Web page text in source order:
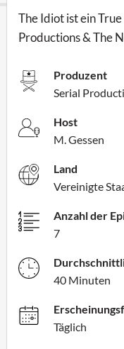
The Idiot ist ein
Productions & The
Produzent
Serial
Host
M. Gessen
Land
Vereinigte
Anzahl der
7
40 Minuten
Täglich